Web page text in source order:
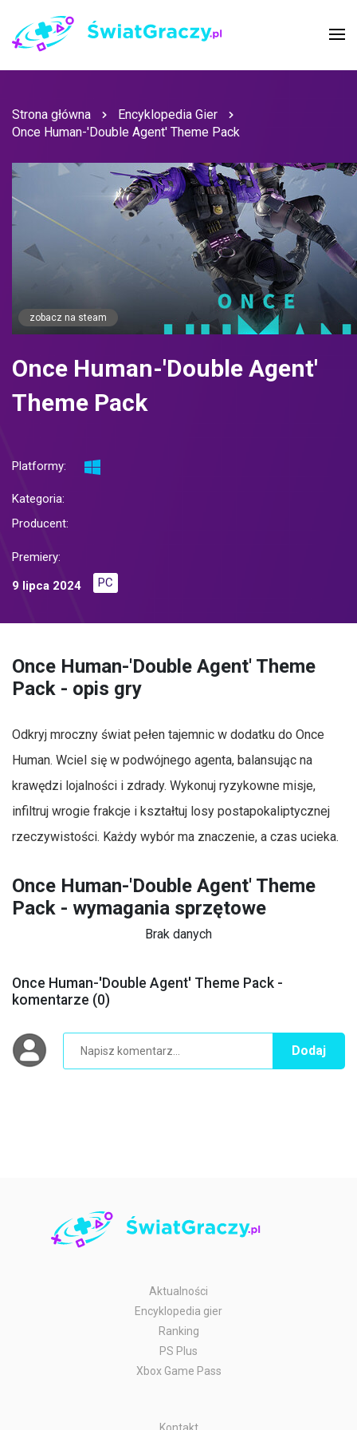
Strona główna
Encyklopedia Gier
Once Human-'Double Agent' Theme Pack
zobacz na steam
Once Human-'Double Agent'
Theme Pack
Platformy:
Kategoria:
Producent:
Premiery:
9 lipca 2024
PC
Once Human-'Double Agent' Theme
Pack - opis gry
Odkryj mroczny świat pełen tajemnic w dodatku do Once
Human. Wciel się w podwójnego agenta, balansując na
krawędzi lojalności i zdrady. Wykonuj ryzykowne misje,
infiltruj wrogie frakcje i kształtuj losy postapokaliptycznej
rzeczywistości. Każdy wybór ma znaczenie, a czas ucieka.
Once Human-'Double Agent' Theme
Pack - wymagania sprzętowe
Brak danych
Once Human-'Double Agent' Theme Pack -
komentarze (0)
Dodaj
Aktualności
Encyklopedia gier
Ranking
PS Plus
Xbox Game Pass